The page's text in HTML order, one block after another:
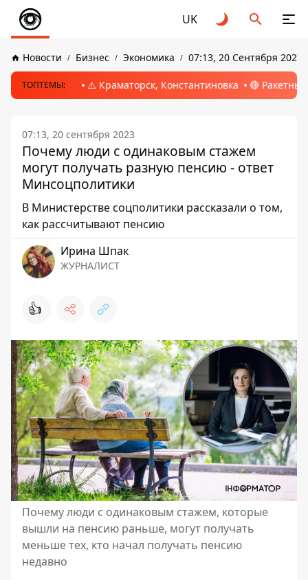
UK
Новости Бизнес Экономика 07:13, 20 Сентября 2023
ТОПТЕМЫ: ⚠️ Краматорск, Константиновка 🔴
07:13, 20 сентября 2023
Почему люди с одинаковым стажем
могут получать разную пенсию - ответ
Минсоцполитики
В Министерстве соцполитики рассказали о том,
как рассчитывают пенсию
Ирина Шпак
ЖУРНАЛИСТ
👍
Почему люди с одинаковым стажем, которые
вышли на пенсию раньше, могут получать
меньше тех, кто начал получать пенсию
недавно